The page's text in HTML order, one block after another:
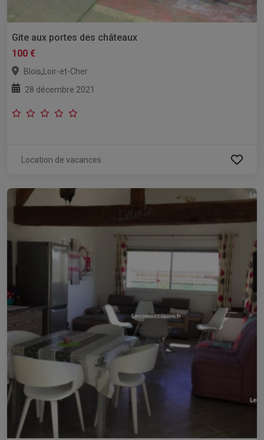
Gite aux portes des châteaux
100 €
Blois,Loir-et-Cher
28 décembre 2021
Location de vacances